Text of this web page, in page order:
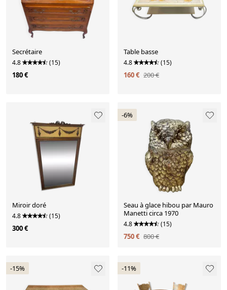
Secrétaire
4.8 (15)
180 €
Table basse
4.8 (15)
160 € 200 €
Miroir doré
4.8 (15)
300 €
-6%
Seau à glace hibou par Mauro
Manetti circa 1970
4.8 (15)
750 € 800 €
-15% -11%